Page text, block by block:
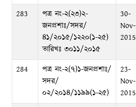
283
পত্র নং-২(২৩)২-
জনপ্রশাঃ/সদর/
৪১/২০১৫/১২২০(১-২৫)
তারিখঃ ৩০১১/২০১৫
30-
Nov-
2015
284
পত্র নং-২(৭)১-জনপ্রশাঃ/
সদর/
০২/২০১৪/১১৯৯(১-২৫)
23-
Nov-
2015